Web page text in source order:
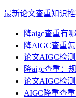
最新论文查重知识
降aigc查重有
降AIGC查重
论文AIGC检
降aigc查重：
论文AIGC检
AIGC降重查